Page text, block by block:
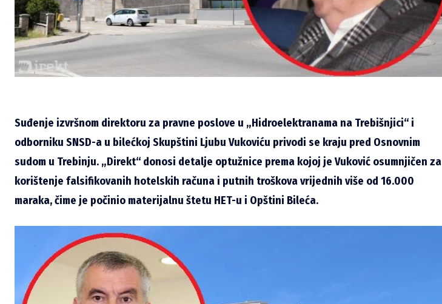
Suđenje izvršnom direktoru za pravne poslove u „Hidroelektranama na Trebišnjici“ i
odborniku SNSD-a u bilećkoj Skupštini Ljubu Vukoviću privodi se kraju pred Osnovnim
sudom u Trebinju. „Direkt“ donosi detalje optužnice prema kojoj je Vuković osumnjičen za
korištenje falsifikovanih hotelskih računa i putnih troškova vrijednih više od 16.000
maraka, čime je počinio materijalnu štetu HET-u i Opštini Bileća.